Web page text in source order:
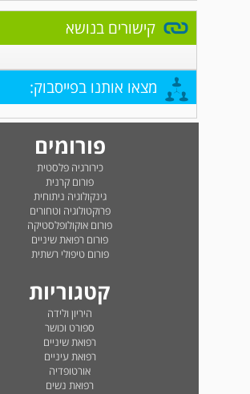
קישורים בנושא
מצאו אותנו בפייסבוק:
פורומים
כירורגיה פלסטית
פורום קרנית
גינקולוגיה ניתוחית
פרוקטולוגיה וטחורים
פורום אוקולופלסטיקה
פורום רפואת שיניים
פורום טיפולי רשתית
קטגוריות
היריון ולידה
ספורט וכושר
רפואת שיניים
רפואת עיניים
אורטופדיה
רפואת נשים